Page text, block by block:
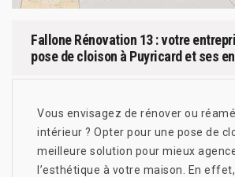
Fallone Rénovation 13 : votre
pose de cloison à Puyricard et ses
Vous envisagez de rénover ou
intérieur ? Opter pour une pose de
meilleure solution pour mieux
l’esthétique à votre maison. En